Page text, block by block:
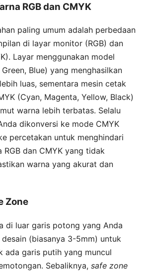
RGB dan CMYK
paling umum adalah perbedaan
di layar monitor (RGB) dan
Layar menggunakan model
Green, Blue) yang menghasilkan
luas, sementara mesin cetak
(Cyan, Magenta, Yellow, Black)
warna lebih terbatas. Selalu
dikonversi ke mode CMYK
percetakan untuk menghindari
RGB dan CMYK yang tidak
warna yang akurat dan
Zone
di luar garis potong yang Anda
(biasanya 3-5mm) untuk
ada garis putih yang muncul
Sebaliknya, safe zone